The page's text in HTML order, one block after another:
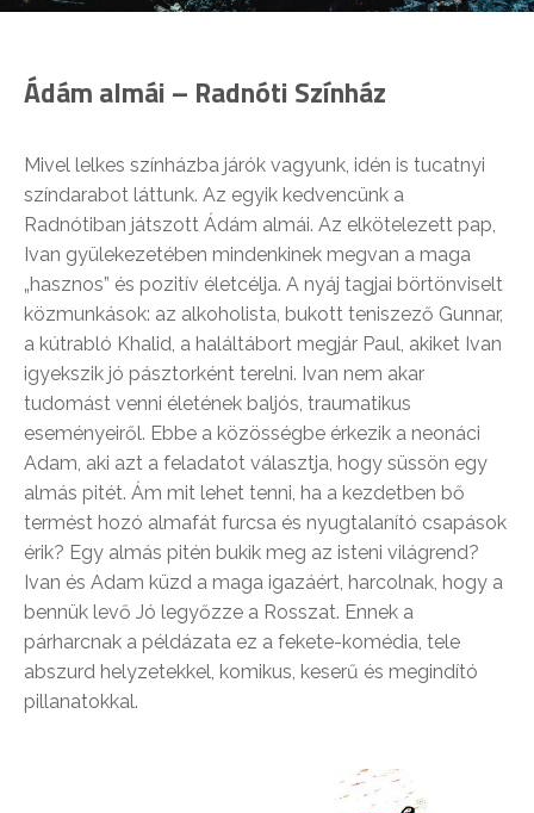
Ádám almái – Radnóti Színház
Mivel lelkes színházba járók vagyunk, idén is tucatnyi
színdarabot láttunk. Az egyik kedvencünk a
Radnótiban játszott Ádám almái. Az elkötelezett pap,
Ivan gyülekezetében mindenkinek megvan a maga
„hasznos” és pozitív életcélja. A nyáj tagjai börtönviselt
közmunkások: az alkoholista, bukott teniszező Gunnar,
a kútrabló Khalid, a haláltábort megjár Paul, akiket Ivan
igyekszik jó pásztorként terelni. Ivan nem akar
tudomást venni életének baljós, traumatikus
eseményeiről. Ebbe a közösségbe érkezik a neonáci
Adam, aki azt a feladatot választja, hogy süssön egy
almás pitét. Ám mit lehet tenni, ha a kezdetben bő
termést hozó almafát furcsa és nyugtalanító csapások
érik? Egy almás pitén bukik meg az isteni világrend?
Ivan és Adam küzd a maga igazáért, harcolnak, hogy a
bennük levő Jó legyőzze a Rosszat. Ennek a
párharcnak a példázata ez a fekete-komédia, tele
abszurd helyzetekkel, komikus, keserű és megindító
pillanatokkal.